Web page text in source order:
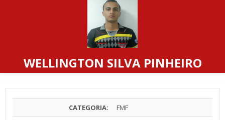
WELLINGTON SILVA PINHEIRO
CATEGORIA:
FMF